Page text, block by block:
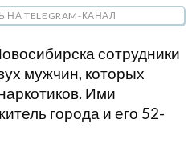
TELEGRAM-КАНАЛ
сотрудники
мужчин, которых
Ими
города и его 52-